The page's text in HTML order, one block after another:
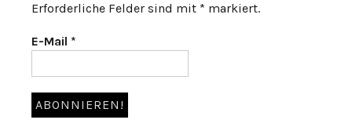
Erforderliche Felder sind mit * markiert.
E-Mail *